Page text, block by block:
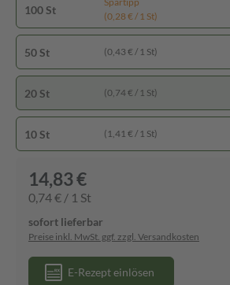
100 St
(0,28 € / 1 St)
50 St (0,43 € / 1 St)
20 St (0,74 € / 1 St)
10 St (1,41 € / 1 St)
14,83 €
0,74 € / 1 St
sofort lieferbar
Preise inkl. MwSt. ggf. zzgl. Versandkosten
E-Rezept einlösen